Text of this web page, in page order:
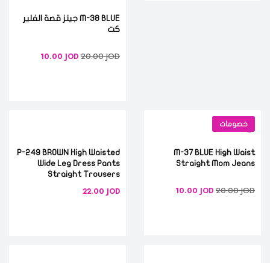
M-38 BLUE جينز قصة الفلير
كت
20.00JOD
10.00 JOD
خصومات
M-37 BLUE High Waist
Straight Mom Jeans
20.00JOD
10.00 JOD
P-249 BROWN High Waisted
Wide Leg Dress Pants
Straight Trousers
22.00 JOD